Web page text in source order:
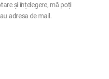
și înțelegere, mă poți
adresa de mail.